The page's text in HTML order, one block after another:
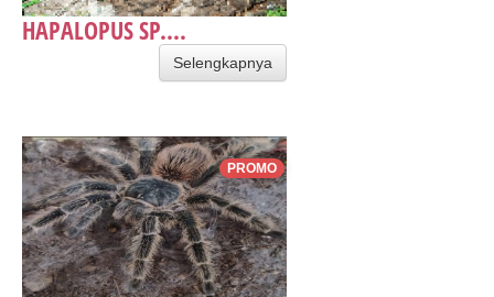
HAPALOPUS SP....
Selengkapnya
PROMO